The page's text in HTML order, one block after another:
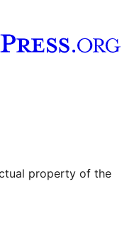
property of the